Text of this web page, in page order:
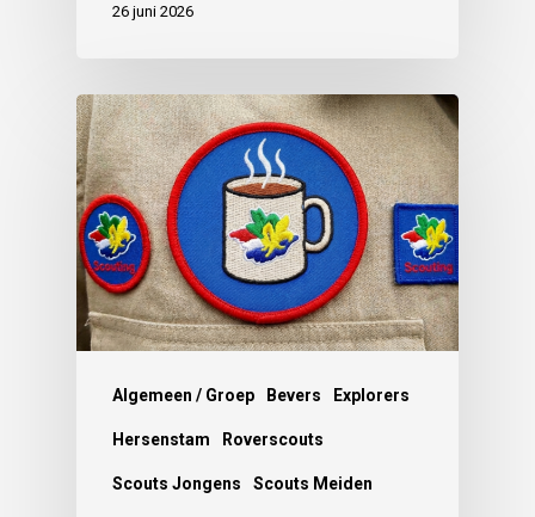
26 juni 2026
Algemeen / Groep Bevers Explorers
Hersenstam Roverscouts
Scouts Jongens Scouts Meiden